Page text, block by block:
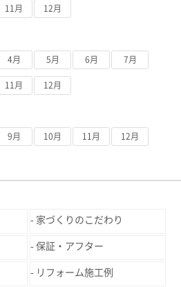
11月 12月
4月 5月 6月 7月
11月 12月
9月 10月 11月 12月
家づくりのこだわり
保証・アフター
リフォーム施工例